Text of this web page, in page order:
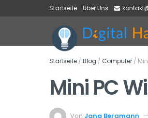
Startseite Über Uns
Startseite / Blog / Computer /
Mini PC
Von Jana Bergmann